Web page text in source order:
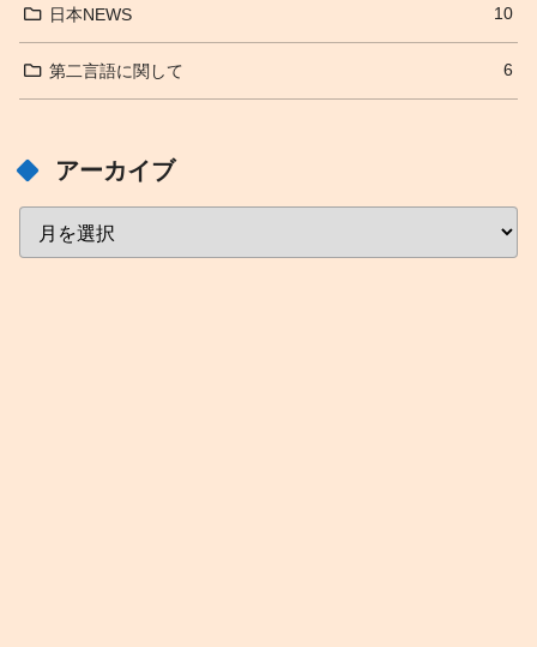
日本NEWS 10
第二言語に関して 6
アーカイブ